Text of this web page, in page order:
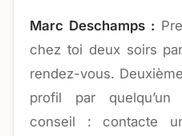
Marc Deschamps :
chez toi deux soirs
rendez-vous.
profil par quelqu’un
conseil : contacte